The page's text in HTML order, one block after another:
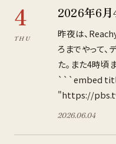
4
THU
2026年6月
昨夜は、
ろまでやって、
た。また4時頃
```embed
"https://
2026.06.04